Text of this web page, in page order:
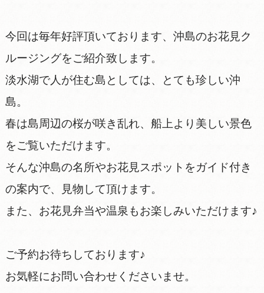
今回は毎年好評頂いております、沖島のお花見ク
ルージングをご紹介致します。
淡水湖で人が住む島としては、とても珍しい沖
島。
春は島周辺の桜が咲き乱れ、船上より美しい景色
をご覧いただけます。
そんな沖島の名所やお花見スポットをガイド付き
の案内で、見物して頂けます。
また、お花見弁当や温泉もお楽しみいただけます♪
ご予約お待ちしております♪
お気軽にお問い合わせくださいませ。